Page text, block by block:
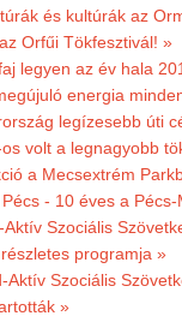
és kultúrák az
Orfűi Tökfesztivál! »
legyen az év hala
energia
legízesebb úti
volt a legnagyobb
a Mecsextrém
- 10 éves a
Aktív Szociális
programja »
Aktív Szociális
»